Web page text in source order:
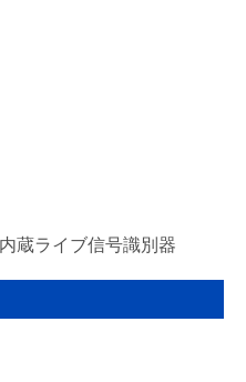
蔵ライブ信号識別器